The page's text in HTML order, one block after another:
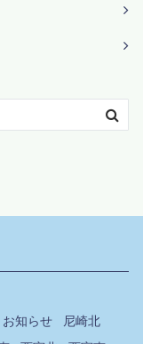
お知らせ
尼崎北